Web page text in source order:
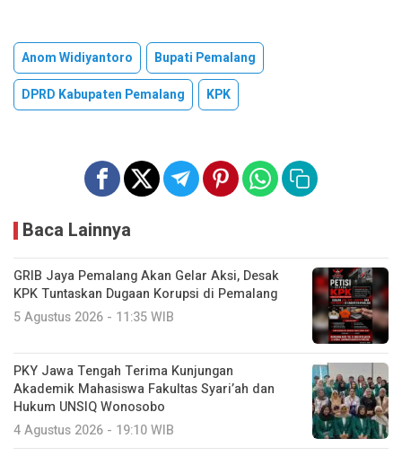
Anom Widiyantoro
Bupati Pemalang
DPRD Kabupaten Pemalang
KPK
Baca Lainnya
GRIB Jaya Pemalang Akan Gelar Aksi, Desak
KPK Tuntaskan Dugaan Korupsi di Pemalang
5 Agustus 2026 - 11:35 WIB
PKY Jawa Tengah Terima Kunjungan
Akademik Mahasiswa Fakultas Syari’ah dan
Hukum UNSIQ Wonosobo
4 Agustus 2026 - 19:10 WIB